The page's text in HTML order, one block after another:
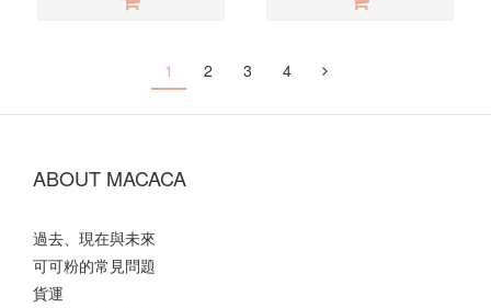
1 2 3 4
ABOUT MACACA
過去、現在與未來
可可粉的常見問題
貨運